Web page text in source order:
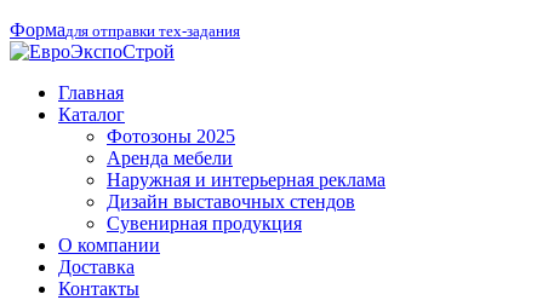
Формадля отправки тех-задания
Главная
Каталог
Фотозоны 2025
Аренда мебели
Наружная и интерьерная реклама
Дизайн выставочных стендов
Сувенирная продукция
О компании
Доставка
Контакты